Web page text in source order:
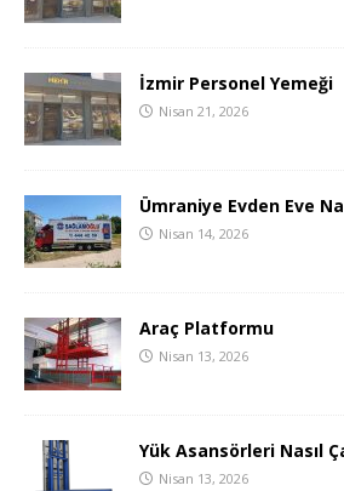
İzmir Personel Yemeği
Nisan 21, 2026
Ümraniye Evden Eve
Nisan 14, 2026
Araç Platformu
Nisan 13, 2026
Yük Asansörleri Nasıl
Nisan 13, 2026